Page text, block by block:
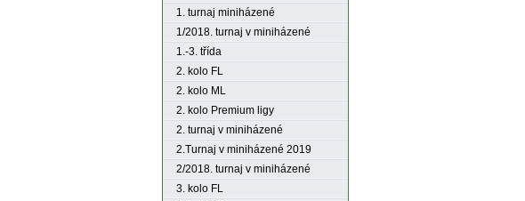
1. turnaj miniházené
1/2018. turnaj v miniházené
1.-3. třída
2. kolo FL
2. kolo ML
2. kolo Premium ligy
2. turnaj v miniházené
2.Turnaj v miniházené 2019
2/2018. turnaj v miniházené
3. kolo FL